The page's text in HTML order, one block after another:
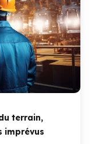
terrain,
imprévus